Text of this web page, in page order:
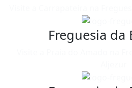
Freguesia da